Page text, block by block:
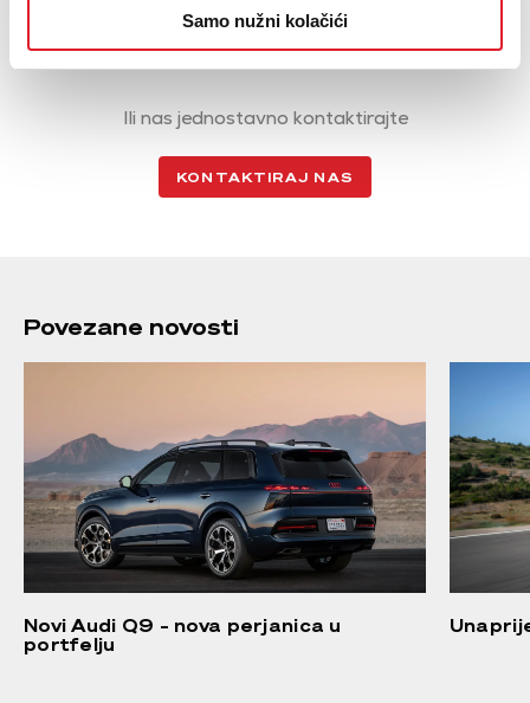
Samo nužni kolačići
AUDI KONFIGURATOR
Ili nas jednostavno kontaktirajte
KONTAKTIRAJ NAS
Povezane novosti
Novi Audi Q9 – nova perjanica u
portfelju